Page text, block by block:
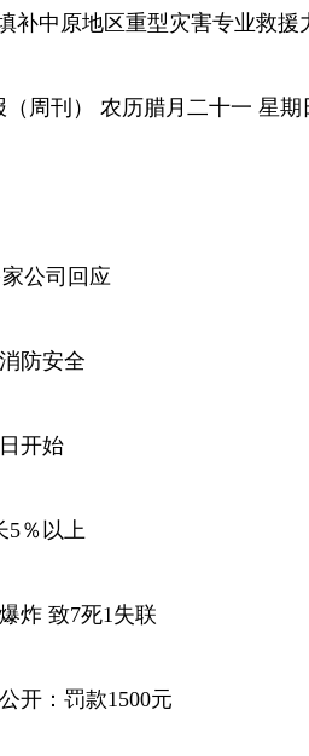
补中原地区重型灾害专业救援
（周刊） 农历腊月二十一 星期
公司回应
防安全
开始
5％以上
炸 致7死1失联
开：罚款1500元